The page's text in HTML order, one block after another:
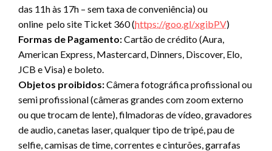
das 11h às 17h – sem taxa de conveniência) ou
online pelo site Ticket 360 (https://goo.gl/xgibPV)
Formas de Pagamento:Cartão de crédito (Aura,
American Express, Mastercard, Dinners, Discover, Elo,
JCB e Visa) e boleto.
Objetos proibidos:Câmera fotográfica profissional ou
semi profissional (câmeras grandes com zoom externo
ou que trocam de lente), filmadoras de vídeo, gravadores
de audio, canetas laser, qualquer tipo de tripé, pau de
selfie, camisas de time, correntes e cinturões, garrafas